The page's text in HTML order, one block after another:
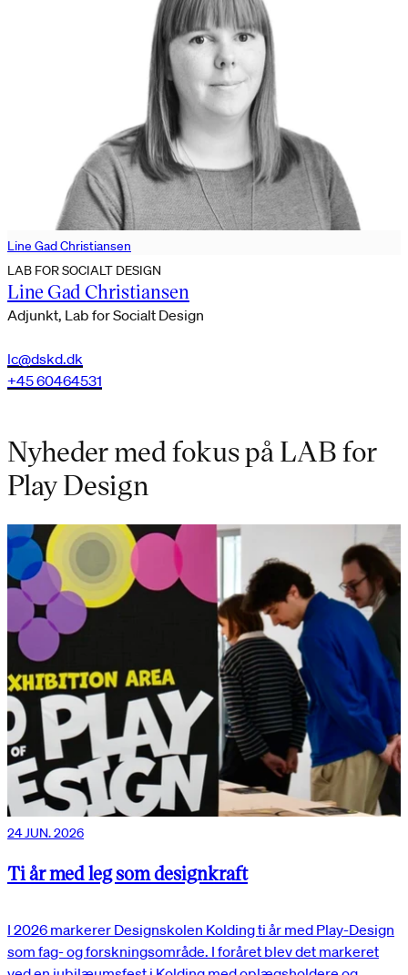
Line Gad Christiansen
LAB FOR SOCIALT DESIGN
Line Gad Christiansen
Adjunkt, Lab for Socialt Design
lc@dskd.dk
+45 60464531
Nyheder med fokus på LAB for
Play Design
24 JUN. 2026
Ti år med leg som designkraft
I 2026 markerer Designskolen Kolding ti år med Play-Design
som fag- og forskningsområde. I foråret blev det markeret